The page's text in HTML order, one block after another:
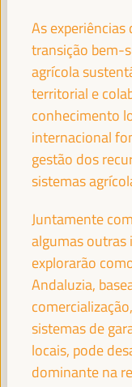
JOSÉ LUIS
Vice-Presidente
de Atenção
Fundo Andaluz
Internacional
EMILIA SÁIZ
Secretaria
(CGLU)UCLG
FRANCISCO
Deputado para a
Provincial de
Fundo Andaluz
As
transição bem-
agrícola
territorial e
conhecimento
internacional
gestão dos
sistemas
Juntamente
algumas outras
explorarão
Andaluzia,
sistemas de
locais, pode
dominante na